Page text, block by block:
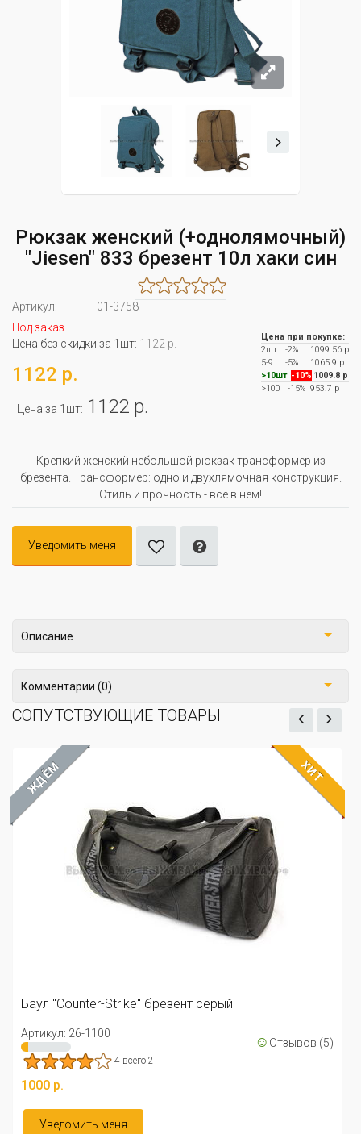
Рюкзак женский (+однолямочный)
"Jiesen" 833 брезент 10л хаки син
Артикул:
01-3758
Под заказ
Цена без скидки за 1шт: 1122 р.
1122 р.
Цена за 1шт: 1122 р.
Цена при покупке:
2шт
-2%
1099.56 р
5-9
-5%
1065.9 р
>10шт -10% 1009.8 р
>100
-15% 953.7 р
Крепкий женский небольшой рюкзак трансформер из
брезента. Трансформер: одно и двухлямочная конструкция.
Стиль и прочность - все в нём!
Уведомить меня
Описание
Комментарии (0)
СОПУТСТВУЮЩИЕ ТОВАРЫ
ЖДЁМ ХИТ
Баул "Counter-Strike" брезент серый
Артикул: 26-1100 ☺ Отзывов (5)
4 всего 2
1000 р.
Уведомить меня